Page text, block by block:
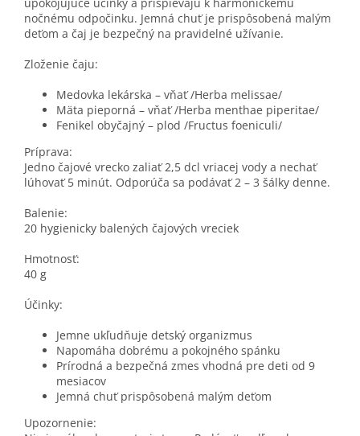
nočnému odpočinku. Jemná chuť je prispôsobená malým
deťom a čaj je bezpečný na pravidelné užívanie.
Zloženie čaju:
Medovka lekárska – vňať /Herba melissae/
Mäta pieporná – vňať /Herba menthae piperitae/
Fenikel obyčajný – plod /Fructus foeniculi/
Príprava:
Jedno čajové vrecko zaliať 2,5 dcl vriacej vody a nechať
lúhovať 5 minút. Odporúča sa podávať 2 – 3 šálky denne.
Balenie:
20 hygienicky balených čajových vreciek
Hmotnosť:
40 g
Účinky:
Jemne ukľudňuje detský organizmus
Napomáha dobrému a pokojného spánku
Prírodná a bezpečná zmes vhodná pre deti od 9
mesiacov
Jemná chuť prispôsobená malým deťom
Upozornenie: